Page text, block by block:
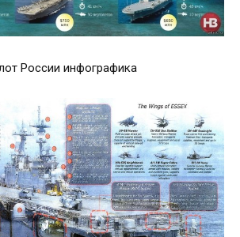
России инфографика